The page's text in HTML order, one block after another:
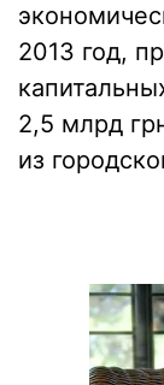
2013 год,
2,5 млрд
из